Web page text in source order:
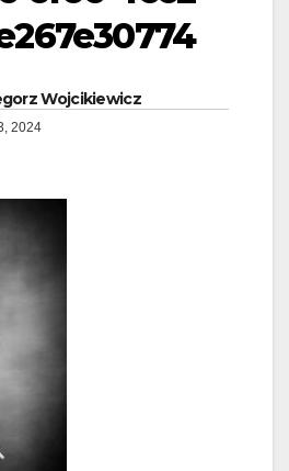
Wojcikiewicz
2024